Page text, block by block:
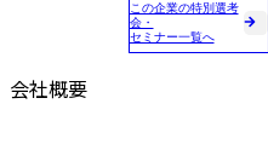
この企業の特別選考
会・
セミナー一覧へ
会社概要